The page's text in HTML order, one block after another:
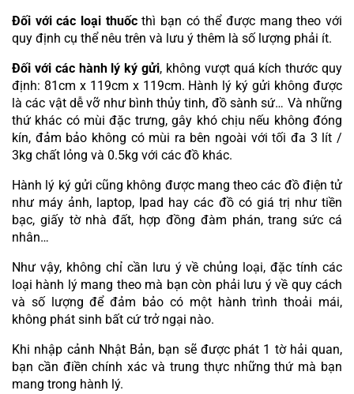
Đối với các loại thuốc thì bạn có thể được mang theo với
quy định cụ thể nêu trên và lưu ý thêm là số lượng phải ít.
Đối với các hành lý ký gửi, không vượt quá kích thước quy
định: 81cm x 119cm x 119cm. Hành lý ký gửi không được
là các vật dễ vỡ như bình thủy tinh, đồ sành sứ… Và những
thứ khác có mùi đặc trưng, gây khó chịu nếu không đóng
kín, đảm bảo không có mùi ra bên ngoài với tối đa 3 lít /
3kg chất lỏng và 0.5kg với các đồ khác.
Hành lý ký gửi cũng không được mang theo các đồ điện tử
như máy ảnh, laptop, Ipad hay các đồ có giá trị như tiền
bạc, giấy tờ nhà đất, hợp đồng đàm phán, trang sức cá
nhân…
Như vậy, không chỉ cần lưu ý về chủng loại, đặc tính các
loại hành lý mang theo mà bạn còn phải lưu ý về quy cách
và số lượng để đảm bảo có một hành trình thoải mái,
không phát sinh bất cứ trở ngại nào.
Khi nhập cảnh Nhật Bản, bạn sẽ được phát 1 tờ hải quan,
bạn cần điền chính xác và trung thực những thứ mà bạn
mang trong hành lý.